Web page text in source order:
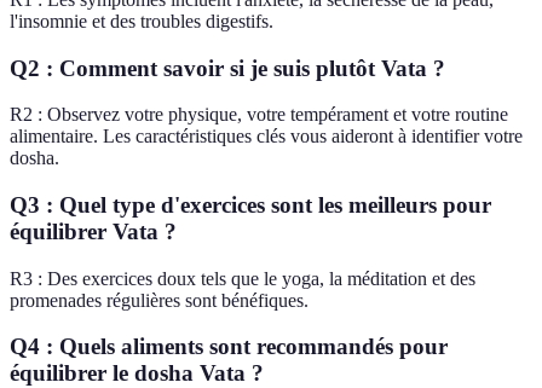
l'insomnie et des troubles digestifs.
Q2 : Comment savoir si je suis plutôt Vata ?
R2 : Observez votre physique, votre tempérament et votre routine
alimentaire. Les caractéristiques clés vous aideront à identifier votre
dosha.
Q3 : Quel type d'exercices sont les meilleurs pour
équilibrer Vata ?
R3 : Des exercices doux tels que le yoga, la méditation et des
promenades régulières sont bénéfiques.
Q4 : Quels aliments sont recommandés pour
équilibrer le dosha Vata ?